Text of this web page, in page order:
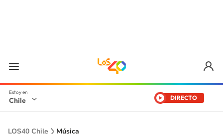
Chile DIRECTO
LOS40 Chile Música